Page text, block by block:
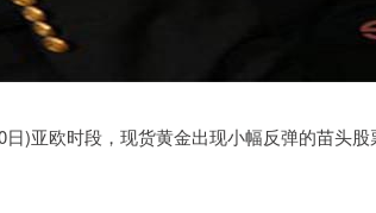
)亚欧时段，现货黄金出现小幅反弹的苗头